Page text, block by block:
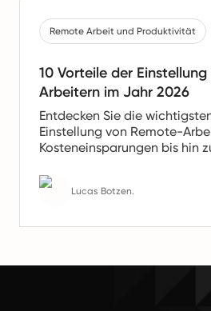
Remote Arbeit und Produktivität
10 Vorteile der
Arbeitern im Jahr 2026
Entdecken Sie die
Einstellung von Remote-
Kosteneinsparungen bis hin
Remote-Teams die Zukunft
Lucas Botzen.